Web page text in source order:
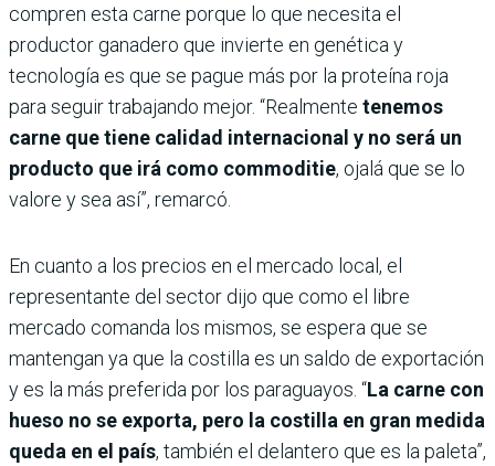
compren esta carne porque lo que necesita el
productor ganadero que invierte en genética y
tecnología es que se pague más por la proteína roja
para seguir trabajando mejor. “Realmente tenemos
carne que tiene calidad internacional y no será un
producto que irá como commoditie, ojalá que se lo
valore y sea así”, remarcó.
En cuanto a los precios en el mercado local, el
representante del sector dijo que como el libre
mercado comanda los mismos, se espera que se
mantengan ya que la costilla es un saldo de exportación
y es la más preferida por los paraguayos. “La carne con
hueso no se exporta, pero la costilla en gran medida
queda en el país, también el delantero que es la paleta”,